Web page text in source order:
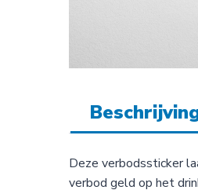
Deze verbodssticker
verbod geld op het